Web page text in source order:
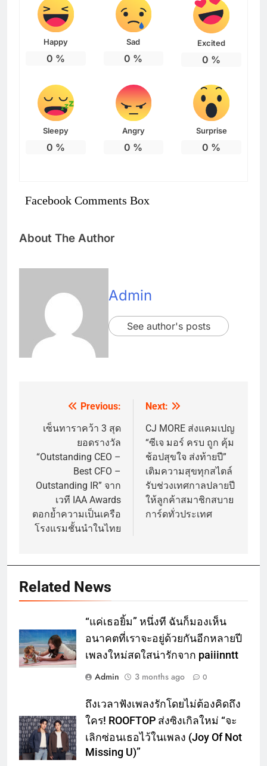
Happy
0 %
Sad
0 %
Excited
0 %
Sleepy
0 %
Angry
0 %
Surprise
0 %
Facebook Comments Box
About The Author
Admin
See author's posts
navigation
Previous:
เซ็นทาราคว้า 3 สุด
ยอดรางวัล
“Outstanding CEO –
Best CFO –
Outstanding IR” จาก
เวที IAA Awards
ตอกย้ำความเป็นเครือ
โรงแรมชั้นนำในไทย
Next:
CJ MORE ส่งแคมเปญ
“ซีเจ มอร์ ครบ ถูก คุ้ม
ช้อปสุขใจ ส่งท้ายปี”
เติมความสุขทุกสไตล์
รับช่วงเทศกาลปลายปี
ให้ลูกค้าสมาชิกสบาย
การ์ดทั่วประเทศ
Related News
“แค่เธอยิ้ม” หนึ่งที ฉันก็มองเห็น
อนาคตที่เราจะอยู่ด้วยกันอีกหลายปี
เพลงใหม่สดใสน่ารักจาก paiiinntt
Admin
3 months ago 0
ถึงเวลาฟังเพลงรักโดยไม่ต้องคิดถึง
ใคร! ROOFTOP ส่งซิงเกิลใหม่ “จะ
เลิกซ่อนเธอไว้ในเพลง (Joy Of Not
Missing U)”